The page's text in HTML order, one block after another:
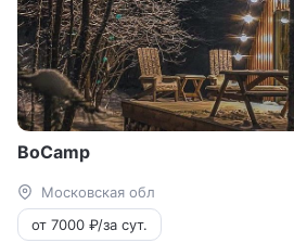
BoCamp
Московская обл
от 7000 ₽/за сут.